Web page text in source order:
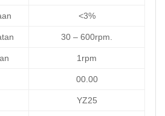
<3%
30 – 600rpm.
1rpm
00.00
YZ25